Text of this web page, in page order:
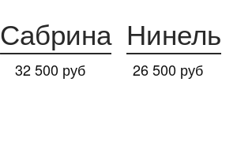
32 500 руб
Сабрина
26 500 руб
Нинель